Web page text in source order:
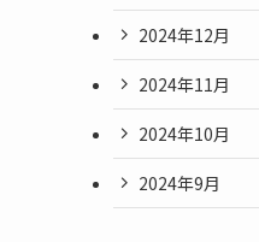
2024年12月
2024年11月
2024年10月
2024年9月